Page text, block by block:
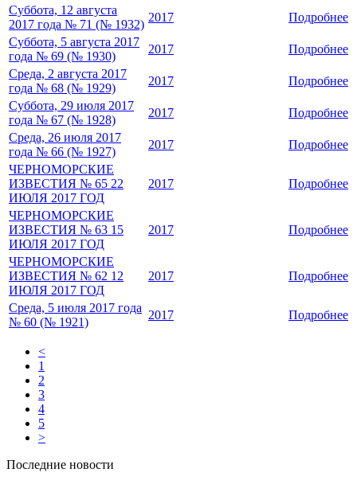
Суббота, 12 августа
2017 года № 71 (№ 1932)
2017
Подробнее
Суббота, 5 августа 2017
года № 69 (№ 1930)
2017
Подробнее
Среда, 2 августа 2017
года № 68 (№ 1929)
2017
Подробнее
Суббота, 29 июля 2017
года № 67 (№ 1928)
2017
Подробнее
Среда, 26 июля 2017
года № 66 (№ 1927)
2017
Подробнее
ЧЕРНОМОРСКИЕ
ИЗВЕСТИЯ № 65 22
ИЮЛЯ 2017 ГОД
2017 Подробнее
ЧЕРНОМОРСКИЕ
ИЗВЕСТИЯ № 63 15
ИЮЛЯ 2017 ГОД
2017 Подробнее
ЧЕРНОМОРСКИЕ
ИЗВЕСТИЯ № 62 12
ИЮЛЯ 2017 ГОД
2017 Подробнее
Среда, 5 июля 2017 года
№ 60 (№ 1921)
2017 Подробнее
<
1
2
3
4
5
>
Последние новости